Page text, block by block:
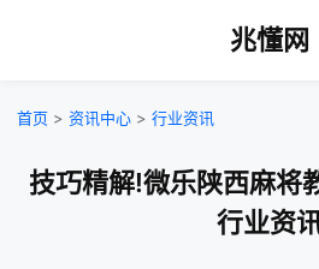
兆懂网
首页 > 资讯中心 > 行业资讯
技巧精解!微乐陕西麻将
行业资